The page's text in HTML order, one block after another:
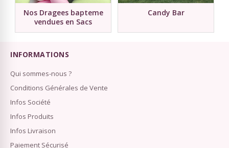
Nos Dragees bapteme
vendues en Sacs
Candy Bar
INFORMATIONS
Qui sommes-nous ?
Conditions Générales de Vente
Infos Société
Infos Produits
Infos Livraison
Paiement Sécurisé